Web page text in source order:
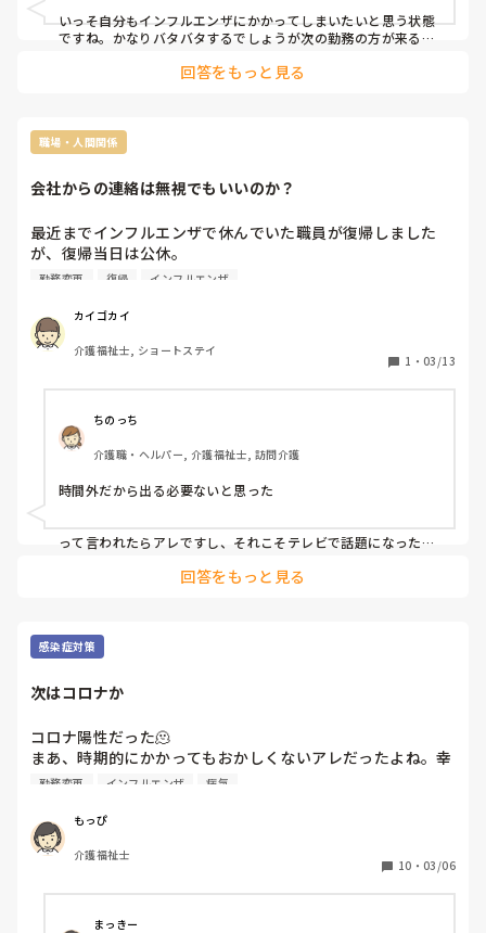
いっそ自分もインフルエンザにかかってしまいたいと思う状態
ですね。かなりバタバタするでしょうが次の勤務の方が来るま
回答をもっと見る
職場・人間関係
会社からの連絡は無視でもいいのか？
最近までインフルエンザで休んでいた職員が復帰しました
が、復帰当日は公休。
ので、先に復帰する職員に勤務変更のお願いをしたのです
が、予定があるのでと断られました。
その翌日は普通に出勤してきましたか、退勤後に翌日勤務変
更が必要になり連絡しても全くラインを見てもらえません。
電話を掛けても無視。既読にもならないので、心配でもあり
ますが、もう少し現場に気持ちを向けてほしいと思います。
自分のインフルエンザで周りの職員に勤務変更をしてもらっ
ておいて、他の人の時は無視。
もちろん勤務変更を依頼するのは上司に当たる職員ですし、
どうしても都合が悪ければ仕方ないと思いますが、会社から
勤務変更 復帰 インフルエンザ
カイゴカイ
介護福祉士, ショートステイ
1 ・ 03/13
ちのっち
介護職・ヘルパー, 介護福祉士, 訪問介護
時間外だから出る必要ないと思った
って言われたらアレですし、それこそテレビで話題になった
すよ。今後も「故意に出ない」をするんですか？って。
人としてどうかと思いますけどね。私は。
回答をもっと見る
感染症対策
次はコロナか
コロナ陽性だった🫠
まあ、時期的にかかってもおかしくないアレだったよね。幸
い、今のとこインフルの時よりも全然症状軽くて普通の風邪
職員でも陽性者出て勤務変更引き受けたばっかりだったの
に...
症状的には全然軽いけど、やっぱ病院行って薬処方してもら
った方がいいよね？どうしてる？
勤務変更 インフルエンザ 病気
もっぴ
介護福祉士
10 ・ 03/06
まっきー